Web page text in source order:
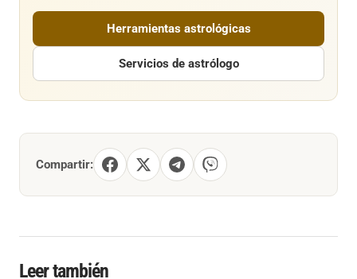
Herramientas astrológicas
Servicios de astrólogo
Compartir:
Leer también